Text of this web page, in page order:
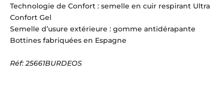
Technologie de Confort : semelle en cuir respirant Ultra
Confort Gel
Semelle d’usure extérieure : gomme antidérapante
Bottines fabriquées en Espagne
Réf: 25661BURDEOS